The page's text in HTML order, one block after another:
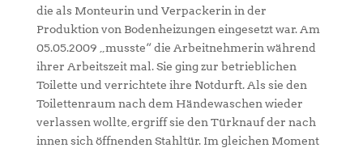
die als Monteurin und Verpackerin in der
Produktion von Bodenheizungen eingesetzt war. Am
05.05.2009 „musste“ die Arbeitnehmerin während
ihrer Arbeitszeit mal. Sie ging zur betrieblichen
Toilette und verrichtete ihre Notdurft. Als sie den
Toilettenraum nach dem Händewaschen wieder
verlassen wollte, ergriff sie den Türknauf der nach
innen sich öffnenden Stahltür. Im gleichen Moment